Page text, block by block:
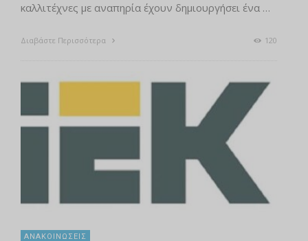
καλλιτέχνες με αναπηρία έχουν δημιουργήσει ένα …
Διαβάστε Περισσότερα 120
ΑΝΑΚΟΙΝΏΣΕΙΣ